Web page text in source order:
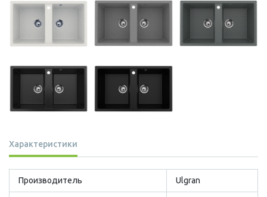
Характеристики
Производитель Ulgran